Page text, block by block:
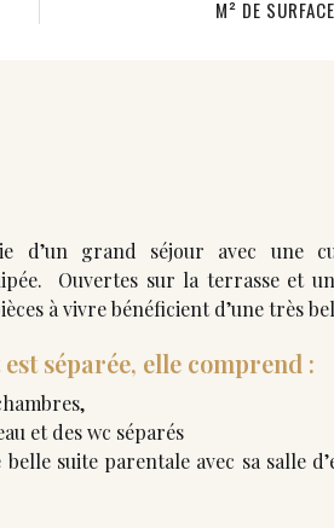
M² DE SURFACE
d’un grand séjour avec une
Ouvertes sur la terrasse et
à vivre bénéficient d’une très
séparée, elle comprend :
et des wc séparés
belle suite parentale avec sa salle